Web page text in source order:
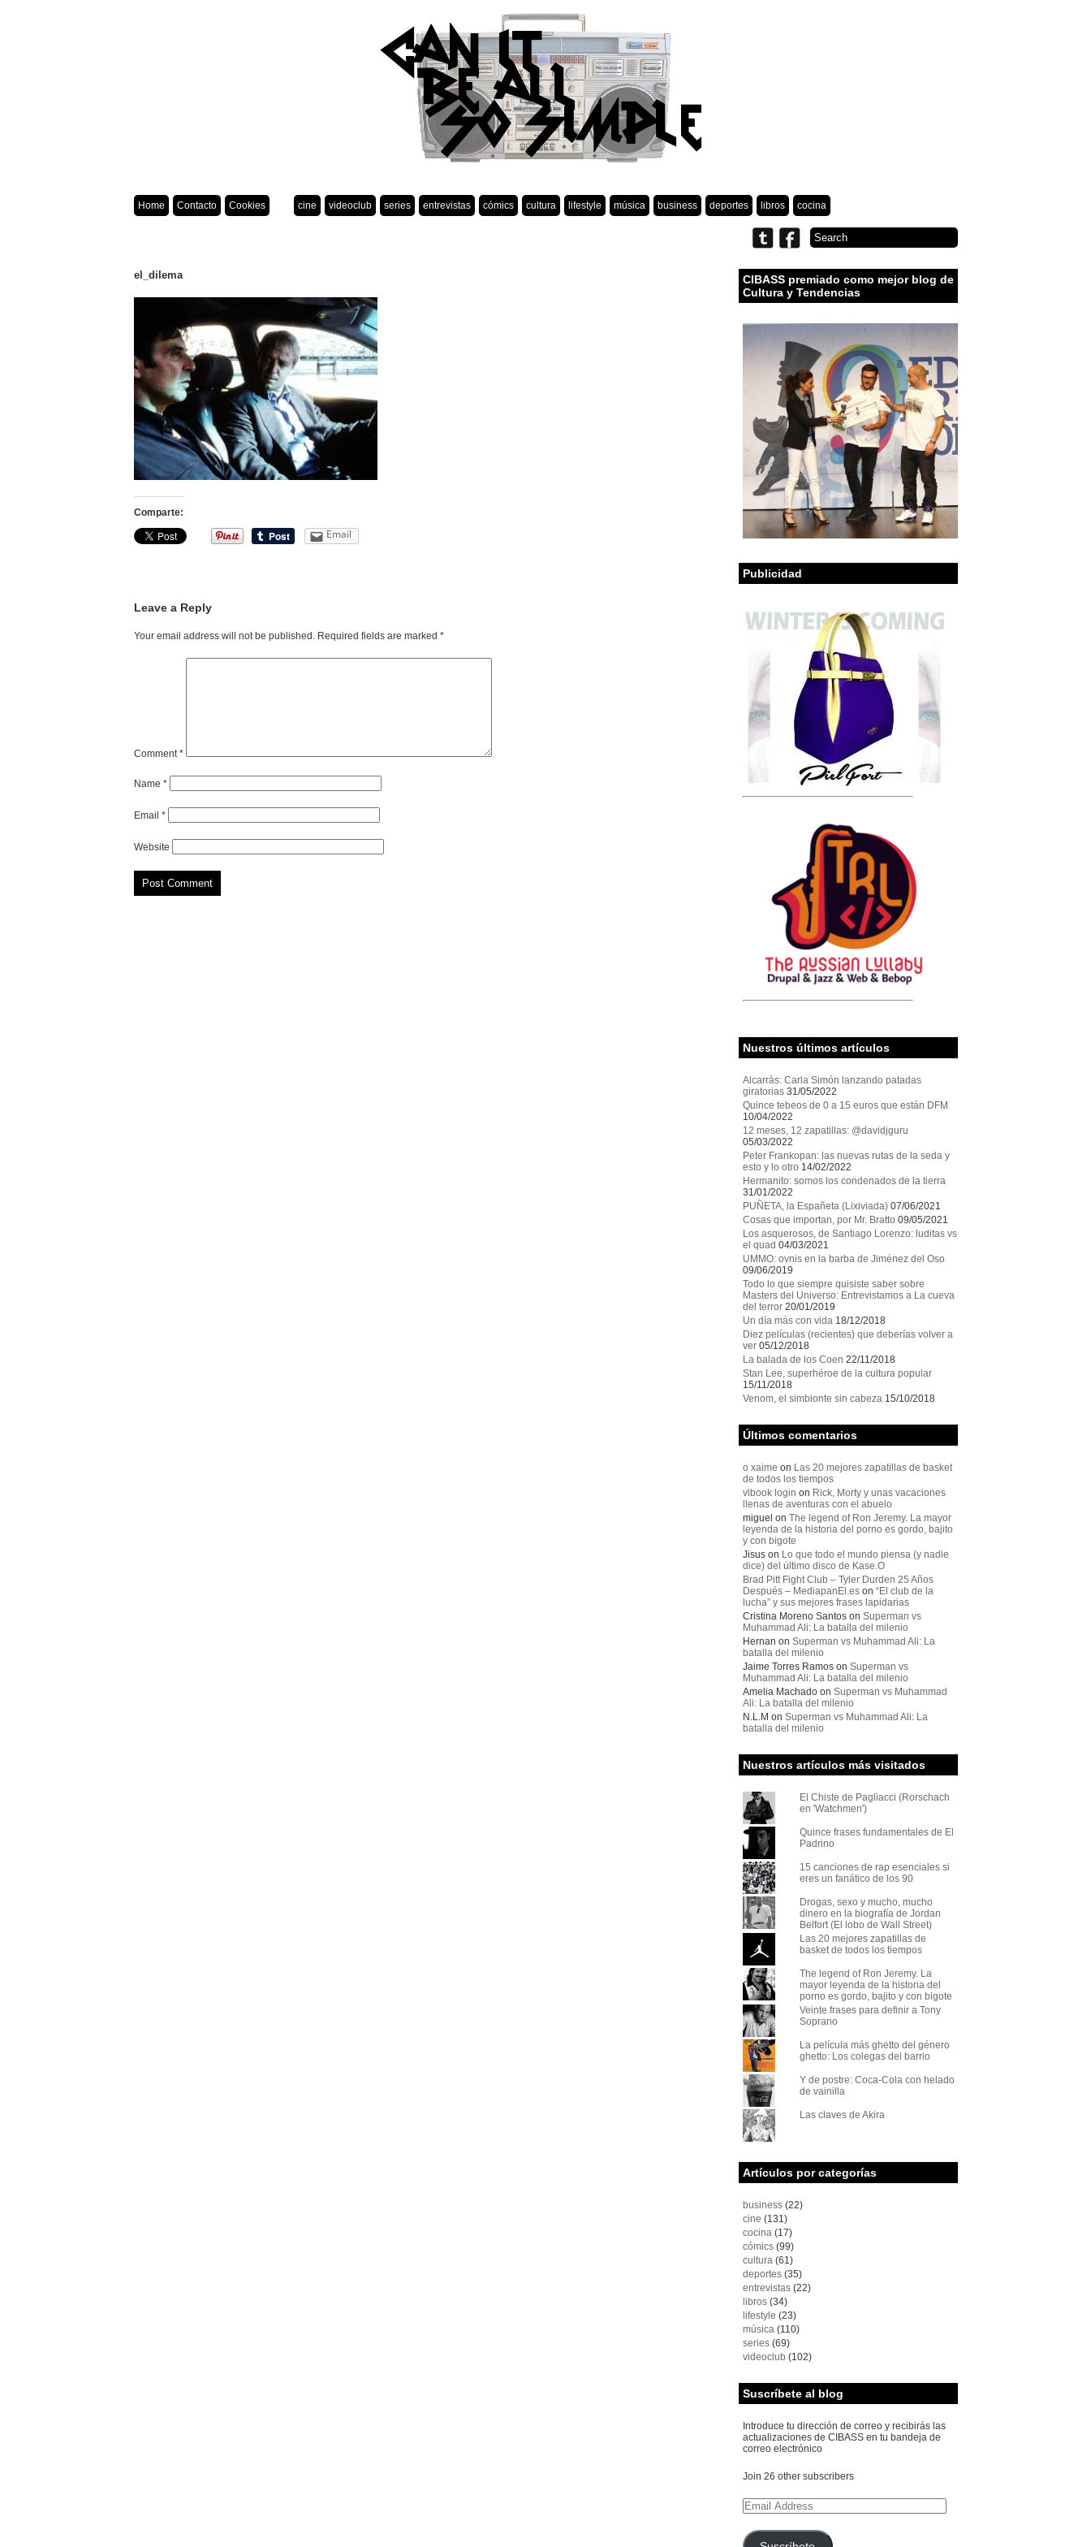
Home Contacto Cookies cine videoclub series entrevistas cómics cultura lifestyle música business deportes libros cocina
el_dilema
Comparte:
Email
Leave a Reply
Your email address will not be published. Required fields are marked *
Comment*
Name *
Email *
Website
CIBASS premiado como mejor blog de
Cultura y Tendencias
Publicidad
Nuestros últimos artículos
Alcarràs: Carla Simón lanzando patadas
giratorias 31/05/2022
Quince tebeos de 0 a 15 euros que están DFM
10/04/2022
12 meses, 12 zapatillas: @davidjguru
05/03/2022
Peter Frankopan: las nuevas rutas de la seda y
esto y lo otro 14/02/2022
Hermanito: somos los condenados de la tierra
31/01/2022
PUÑETA, la Españeta (Lixiviada) 07/06/2021
Cosas que importan, por Mr. Bratto 09/05/2021
Los asquerosos, de Santiago Lorenzo: luditas vs
el quad 04/03/2021
UMMO: ovnis en la barba de Jiménez del Oso
09/06/2019
Todo lo que siempre quisiste saber sobre
Masters del Universo: Entrevistamos a La cueva
del terror 20/01/2019
Un día más con vida 18/12/2018
Diez películas (recientes) que deberías volver a
ver 05/12/2018
La balada de los Coen 22/11/2018
Stan Lee, superhéroe de la cultura popular
15/11/2018
Venom, el simbionte sin cabeza 15/10/2018
Últimos comentarios
o xaime on Las 20 mejores zapatillas de basket
de todos los tiempos
vlbook login on Rick, Morty y unas vacaciones
llenas de aventuras con el abuelo
miguel on The legend of Ron Jeremy. La mayor
leyenda de la historia del porno es gordo, bajito
y con bigote
Jisuson Lo que todo el mundo piensa (y nadie
dice) del último disco de Kase.O
Brad Pitt Fight Club – Tyler Durden 25 Años
Después – MediapanEl.eson “El club de la
lucha” y sus mejores frases lapidarias
Cristina Moreno Santoson Superman vs
Muhammad Ali: La batalla del milenio
Hernan on Superman vs Muhammad Ali: La
batalla del milenio
Jaime Torres Ramoson Superman vs
Muhammad Ali: La batalla del milenio
Amelia Machadoon Superman vs Muhammad
Ali: La batalla del milenio
N.L.M on Superman vs Muhammad Ali: La
batalla del milenio
Nuestros artículos más visitados
El Chiste de Pagliacci (Rorschach
en 'Watchmen')
Quince frases fundamentales de El
Padrino
15 canciones de rap esenciales si
eres un fanático de los 90
Drogas, sexo y mucho, mucho
dinero en la biografía de Jordan
Belfort (El lobo de Wall Street)
Las 20 mejores zapatillas de
basket de todos los tiempos
The legend of Ron Jeremy. La
mayor leyenda de la historia del
porno es gordo, bajito y con bigote
Veinte frases para definir a Tony
Soprano
La película más ghetto del género
ghetto: Los colegas del barrio
Y de postre: Coca-Cola con helado
de vainilla
Las claves de Akira
Artículos por categorías
business(22)
cine (131)
cocina(17)
cómics(99)
cultura(61)
deportes(35)
entrevistas(22)
libros(34)
lifestyle (23)
música(110)
series(69)
videoclub (102)
Suscríbete al blog
Introduce tu dirección de correo y recibirás las
actualizaciones de CIBASS en tu bandeja de
correo electrónico
Join 26 other subscribers
Email
Address